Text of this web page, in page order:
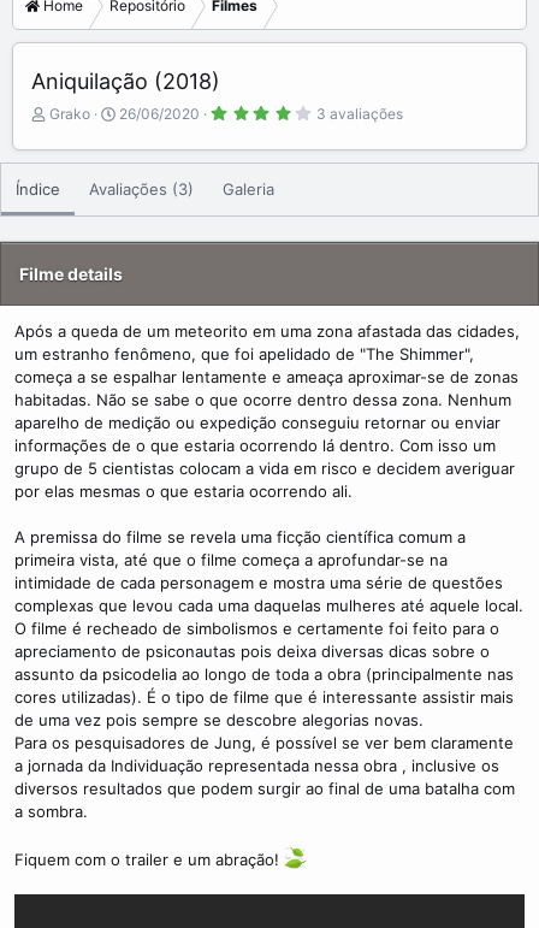
Home Repositório Filmes
Aniquilação (2018)
A
d
d
b
y
Grako
C
e
t
e
d
t
e
26/06/2020
4
3
s
e
a
3 avaliações
Índice Avaliações (3) Galeria
Filme details
Após a queda de um meteorito em uma zona afastada das cidades,
um estranho fenômeno, que foi apelidado de "The Shimmer",
começa a se espalhar lentamente e ameaça aproximar-se de zonas
habitadas. Não se sabe o que ocorre dentro dessa zona. Nenhum
aparelho de medição ou expedição conseguiu retornar ou enviar
informações de o que estaria ocorrendo lá dentro. Com isso um
grupo de 5 cientistas colocam a vida em risco e decidem averiguar
por elas mesmas o que estaria ocorrendo ali.
A premissa do filme se revela uma ficção científica comum a
primeira vista, até que o filme começa a aprofundar-se na
intimidade de cada personagem e mostra uma série de questões
complexas que levou cada uma daquelas mulheres até aquele local.
O filme é recheado de simbolismos e certamente foi feito para o
apreciamento de psiconautas pois deixa diversas dicas sobre o
assunto da psicodelia ao longo de toda a obra (principalmente nas
cores utilizadas). É o tipo de filme que é interessante assistir mais
de uma vez pois sempre se descobre alegorias novas.
Para os pesquisadores de Jung, é possível se ver bem claramente
a jornada da Individuação representada nessa obra , inclusive os
diversos resultados que podem surgir ao final de uma batalha com
a sombra.
Fiquem com o trailer e um abração!